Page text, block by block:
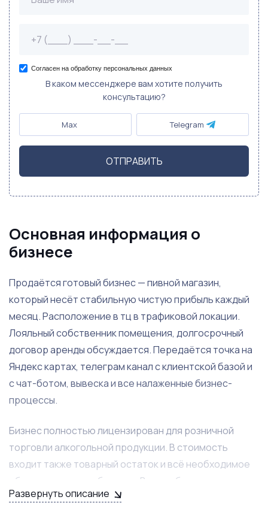
Согласен на обработку персональных данных
В каком мессенджере вам хотите получить
консультацию?
Max Telegram
ОТПРАВИТЬ
Основная информация о
бизнесе
Продаётся готовый бизнес — пивной магазин,
который несёт стабильную чистую прибыль каждый
месяц. Расположение в тц в трафиковой локации.
Лояльный собственник помещения, долгосрочный
договор аренды обсуждается. Передаётся точка на
Яндекс картах, телеграм канал с клиентской базой и
с чат-ботом, вывеска и все налаженные бизнес-
процессы.
Бизнес полностью лицензирован для розничной
торговли алкогольной продукции. В стоимость
входит также товарный остаток и всё необходимое
оборудование для бизнеса. Вся прибыль
подтверждается через 1C. Штат сотрудников
Развернуть описание